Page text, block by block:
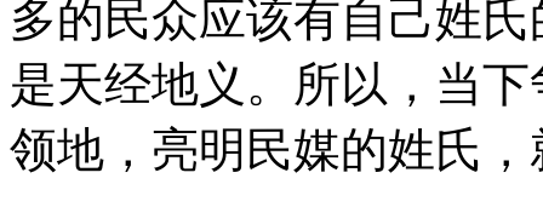
多的民众应该有自己姓
是天经地义。所以，当
领地，亮明民媒的姓氏